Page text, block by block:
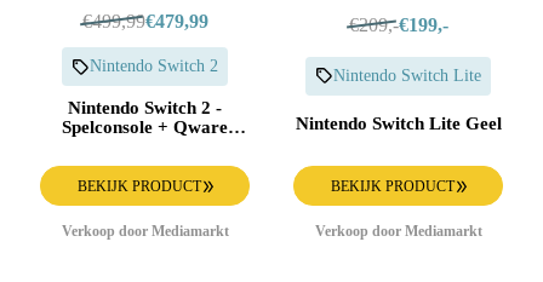
€499,99€479,99
Nintendo Switch 2
Nintendo Switch 2 -
Spelconsole + Qware
Bundel 256 Gb
BEKIJK PRODUCT
Verkoop door Mediamarkt
€209,-€199,-
Nintendo Switch Lite
Nintendo Switch Lite Geel
BEKIJK PRODUCT
Verkoop door Mediamarkt